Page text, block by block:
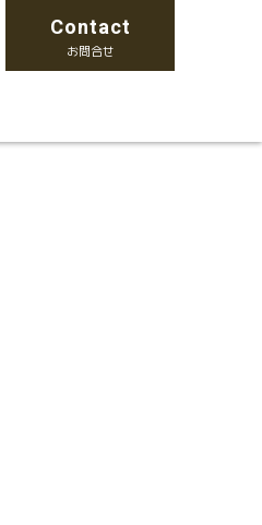
Contact
お問合せ